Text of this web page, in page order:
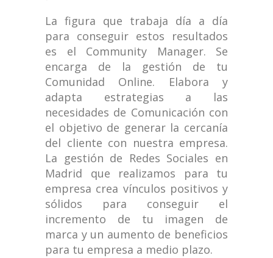
La figura que trabaja día a día
para conseguir estos resultados
es el Community Manager. Se
encarga de la gestión de tu
Comunidad Online. Elabora y
adapta estrategias a las
necesidades de Comunicación con
el objetivo de generar la cercanía
del cliente con nuestra empresa.
La gestión de Redes Sociales en
Madrid que realizamos para tu
empresa crea vínculos positivos y
sólidos para conseguir el
incremento de tu imagen de
marca y un aumento de beneficios
para tu empresa a medio plazo.